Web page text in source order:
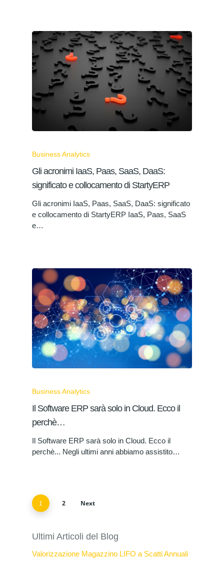
Business Analytics
Gli acronimi IaaS, Paas, SaaS, DaaS:
significato e collocamento di StartyERP
Gli acronimi IaaS, Paas, SaaS, DaaS: significato
e collocamento di StartyERP IaaS, Paas, SaaS
e…
Business Analytics
Il Software ERP sarà solo in Cloud. Ecco il
perchè…
Il Software ERP sarà solo in Cloud. Ecco il
perchè... Negli ultimi anni abbiamo assistito…
1 2 Next
Ultimi Articoli del Blog
Valorizzazione Magazzino LIFO a Scatti Annuali